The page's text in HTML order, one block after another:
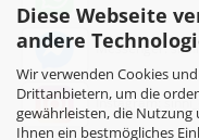
Diese Webseite
andere
Wir verwenden Cookies
Drittanbietern, um die
gewährleisten, die Nutzung
Ihnen ein bestmögliches
Messenger:
Instagram: